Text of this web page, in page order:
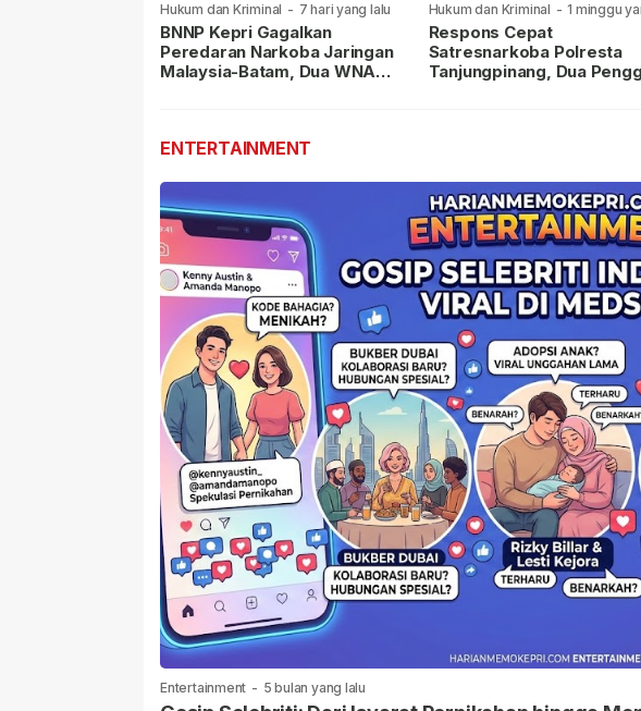
Hukum dan Kriminal - 7 hari yang lalu
BNNP Kepri Gagalkan
Peredaran Narkoba Jaringan
Malaysia-Batam, Dua WNA
Hukum dan Kriminal - 1 minggu
lalu
Respons Cepat
Satresnarkoba Polresta
Tanjungpinang, Dua
ENTERTAINMENT
Entertainment - 5 bulan yang lalu